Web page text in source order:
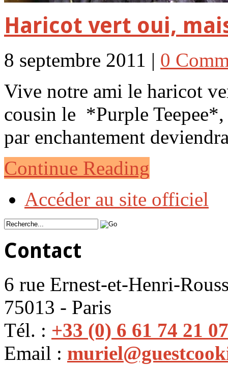
Haricot vert oui,
8 septembre 2011 | 0
Vive notre ami le haricot
cousin le *Purple
par enchantement
Continue Reading
Accéder au site officiel
Contact
6 rue Ernest-et-Henri-
75013 - Paris
Tél. : +33 (0) 6 61 74 21 07
Email :